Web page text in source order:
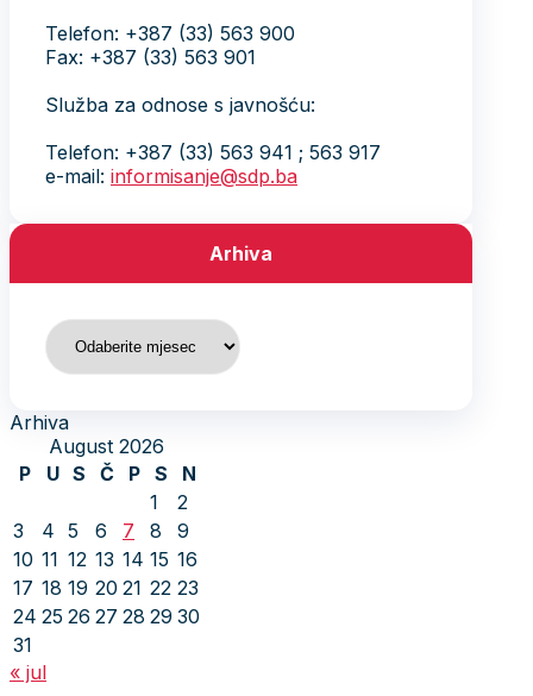
Telefon: +387 (33) 563 900
Fax: +387 (33) 563 901
Služba za odnose s javnošću:
Telefon: +387 (33) 563 941 ; 563 917
e-mail: informisanje@sdp.ba
Arhiva
Arhiva
Arhiva
August 2026
P
U S Č P S
N
1
2
3
4 5 6 7 8
9
10 11 12 13 14 15 16
17 18 19 20 21 22 23
24 25 26 27 28 29 30
31
« jul